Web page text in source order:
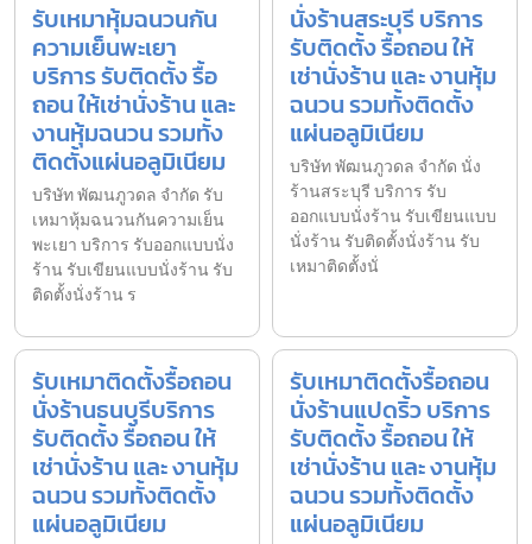
รับเหมาหุ้มฉนวนกัน
ความเย็นพะเยา
บริการ รับติดตั้ง รื้อ
ถอน ให้เช่านั่งร้าน และ
งานหุ้มฉนวน รวมทั้ง
ติดตั้งแผ่นอลูมิเนียม
บริษัท พัฒนภูวดล จำกัด รับ
เหมาหุ้มฉนวนกันความเย็น
พะเยา บริการ รับออกแบบนั่ง
ร้าน รับเขียนแบบนั่งร้าน รับ
ติดตั้งนั่งร้าน ร
นั่งร้านสระบุรี บริการ
รับติดตั้ง รื้อถอน ให้
เช่านั่งร้าน และ งานหุ้ม
ฉนวน รวมทั้งติดตั้ง
แผ่นอลูมิเนียม
บริษัท พัฒนภูวดล จำกัด นั่ง
ร้านสระบุรี บริการ รับ
ออกแบบนั่งร้าน รับเขียนแบบ
นั่งร้าน รับติดตั้งนั่งร้าน รับ
เหมาติดตั้งนั่
รับเหมาติดตั้งรื้อถอน
นั่งร้านธนบุรีบริการ
รับติดตั้ง รื้อถอน ให้
เช่านั่งร้าน และ งานหุ้ม
ฉนวน รวมทั้งติดตั้ง
แผ่นอลูมิเนียม
รับเหมาติดตั้งรื้อถอน
นั่งร้านแปดริ้ว บริการ
รับติดตั้ง รื้อถอน ให้
เช่านั่งร้าน และ งานหุ้ม
ฉนวน รวมทั้งติดตั้ง
แผ่นอลูมิเนียม